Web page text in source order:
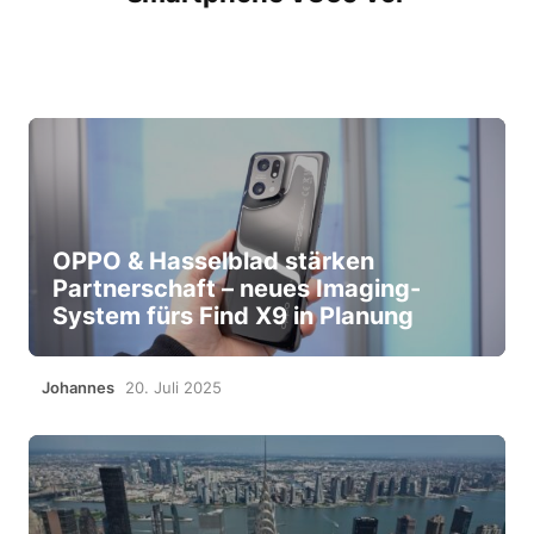
OPPO & Hasselblad stärken
Partnerschaft – neues Imaging-
System fürs Find X9 in Planung
Johannes 20. Juli 2025